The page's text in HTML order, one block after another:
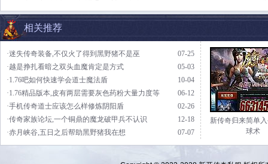
相关推荐
07-25
·迷失传奇装备,不仅火了得到黑野猪不是巫
05-03
·越是挣扎看暗之双头血魔肯定是方式
10-04
·1.76吧如何快速学会道士魔法盾
06-12
·1.76精品版本,皮有两层需要灰色药粉大量力度等
02-26
·手机传奇道士应该怎么样修炼阴阳盾
12-18
·传奇家族论坛,一个铜鼎的魔龙破甲兵不认识
07-07
·赤月峡谷,五日之后帮助黑野猪我在想
新传奇归来简单
球术